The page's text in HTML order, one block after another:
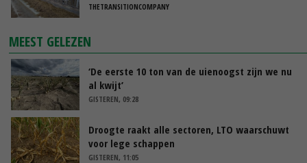
THETRANSITIONCOMPANY
MEEST GELEZEN
‘De eerste 10 ton van de uienoogst zijn we nu
al kwijt’
GISTEREN, 09:28
Droogte raakt alle sectoren, LTO waarschuwt
voor lege schappen
GISTEREN, 11:05